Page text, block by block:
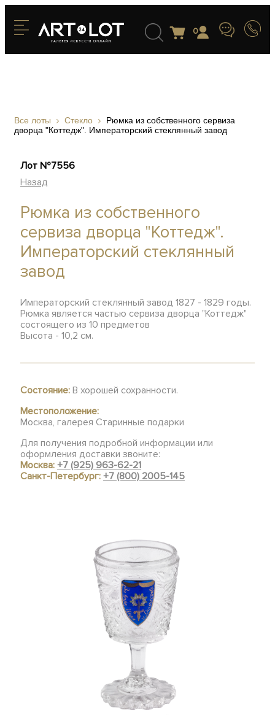
0
Все лоты Стекло
Рюмка из собственного сервиза
дворца "Коттедж". Императорский стеклянный завод
Лот №7556
Назад
Рюмка из собственного
сервиза дворца "Коттедж".
Императорский стеклянный
завод
Императорский стеклянный завод 1827 - 1829 годы.
Рюмка является частью сервиза дворца "Коттедж"
состоящего из 10 предметов
Высота - 10,2 см.
Состояние: В хорошей сохранности.
Местоположение:
Москва, галерея Старинные подарки
Для получения подробной информации или
оформления доставки звоните:
Москва:+7 (925) 963-62-21
Санкт-Петербург:+7 (800) 2005-145